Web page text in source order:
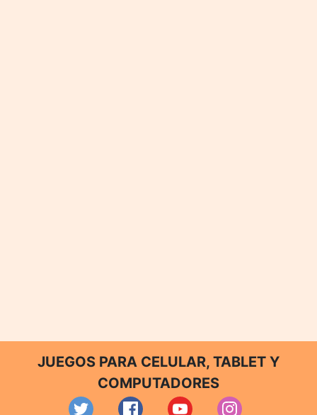
JUEGOS PARA CELULAR, TABLET Y
COMPUTADORES